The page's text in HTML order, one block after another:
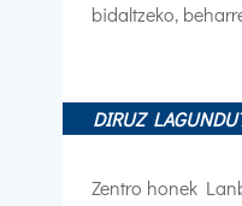
bidaltzeko,
DIRUZ
Zentro honek